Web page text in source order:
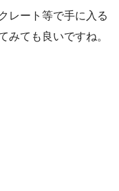
レート等で手に入る
みても良いですね。